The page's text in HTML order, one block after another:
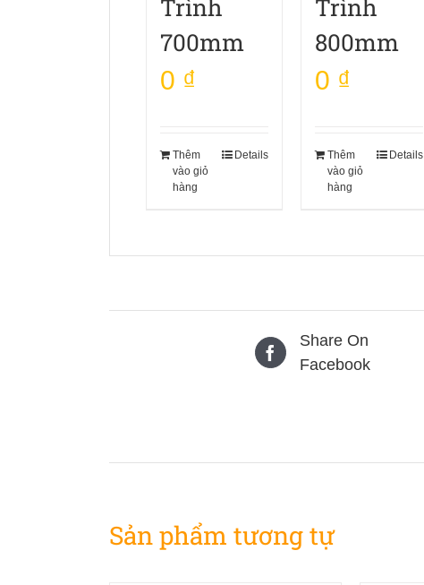
Trình
700mm
0 ₫
Thêm
vào giỏ
hàng
Details
Trình
800mm
0 ₫
Thêm
vào giỏ
hàng
Details
Share On
Facebook
Sản phẩm tương tự